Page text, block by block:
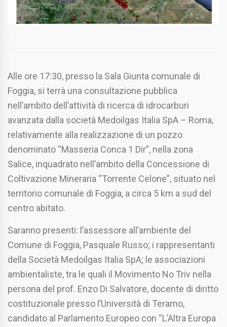
Alle ore 17:30, presso la Sala Giunta comunale di
Foggia, si terrà una consultazione pubblica
nell’ambito dell’attività di ricerca di idrocarburi
avanzata dalla società Medoilgas Italia SpA – Roma,
relativamente alla realizzazione di un pozzo
denominato “Masseria Conca 1 Dir”, nella zona
Salice, inquadrato nell’ambito della Concessione di
Coltivazione Mineraria “Torrente Celone”, situato nel
territorio comunale di Foggia, a circa 5 km a sud del
centro abitato.
Saranno presenti: l’assessore all’ambiente del
Comune di Foggia, Pasquale Russo; i rappresentanti
della Società Medoilgas Italia SpA; le associazioni
ambientaliste, tra le quali il Movimento No Triv nella
persona del prof. Enzo Di Salvatore, docente di diritto
costituzionale presso l’Università di Teramo,
candidato al Parlamento Europeo con “L’Altra Europa